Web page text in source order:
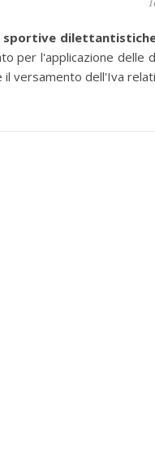
sportive
per l'applicazione
il versamento dell'Iva